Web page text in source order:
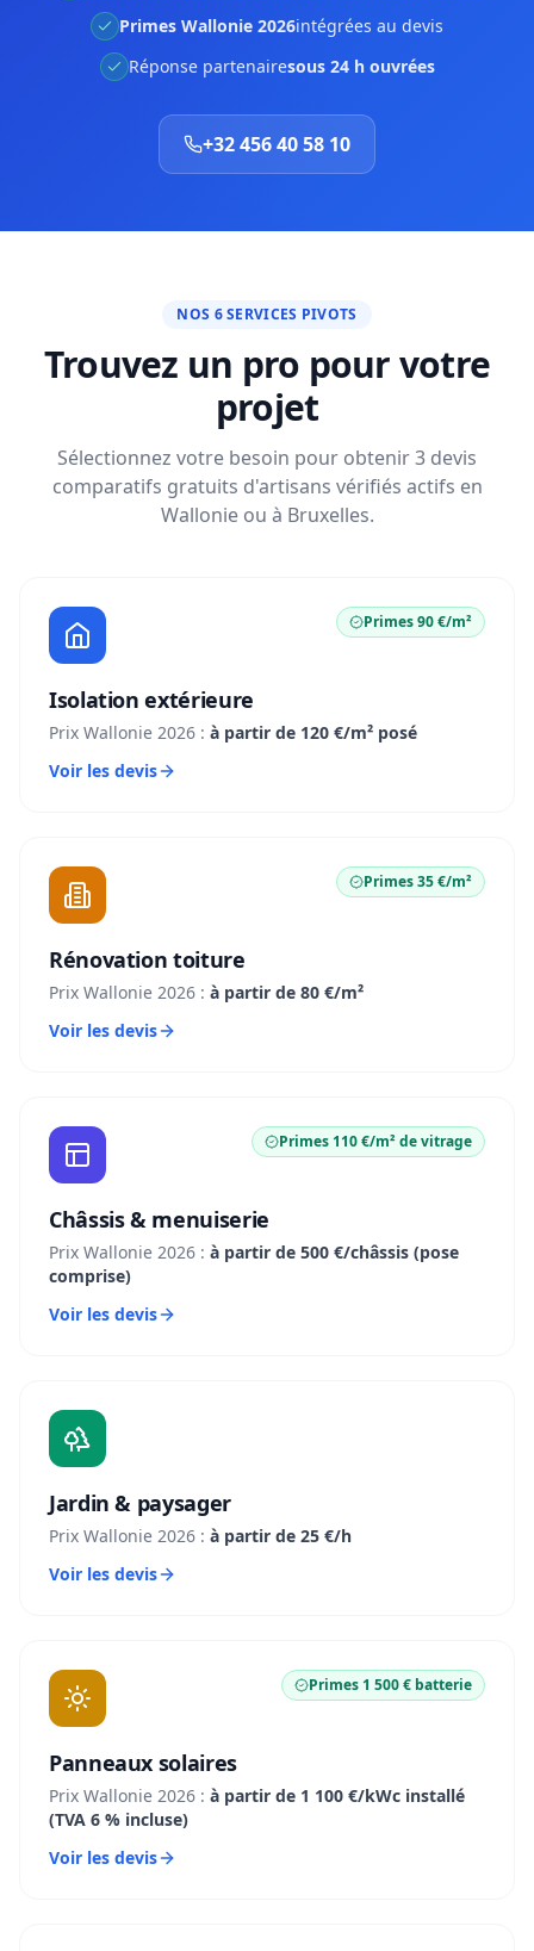
Primes Wallonie 2026intégrées au devis
Réponse partenairesous 24 h ouvrées
+32 456 40 58 10
NOS 6 SERVICES PIVOTS
Trouvez un pro pour votre
projet
Sélectionnez votre besoin pour obtenir 3 devis
comparatifs gratuits d'artisans vérifiés actifs en
Wallonie ou à Bruxelles.
Primes 90 €/m²
Isolation extérieure
Prix Wallonie 2026 : à partir de 120 €/m² posé
Voir les devis
Primes 35 €/m²
Rénovation toiture
Prix Wallonie 2026 : à partir de 80 €/m²
Voir les devis
Primes 110 €/m² de vitrage
Châssis & menuiserie
Prix Wallonie 2026 : à partir de 500 €/châssis (pose
comprise)
Voir les devis
Jardin & paysager
Prix Wallonie 2026 : à partir de 25 €/h
Voir les devis
Primes 1 500 € batterie
Panneaux solaires
Prix Wallonie 2026 : à partir de 1 100 €/kWc installé
(TVA 6 % incluse)
Voir les devis